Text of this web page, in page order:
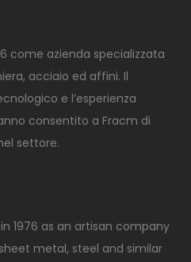
come azienda specializzata
acciaio ed affini. Il
e l’esperienza
consentito a Fracm di
settore.
1976 as an artisan company
metal, steel and similar